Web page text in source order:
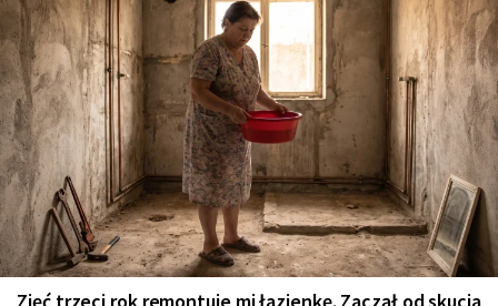
Zięć trzeci rok remontuje mi łazienkę. Zaczął od skucia